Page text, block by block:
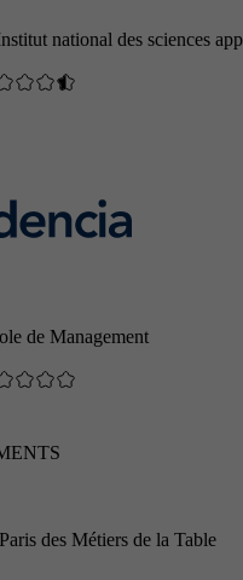
national des sciences
de Management
des Métiers de la Table